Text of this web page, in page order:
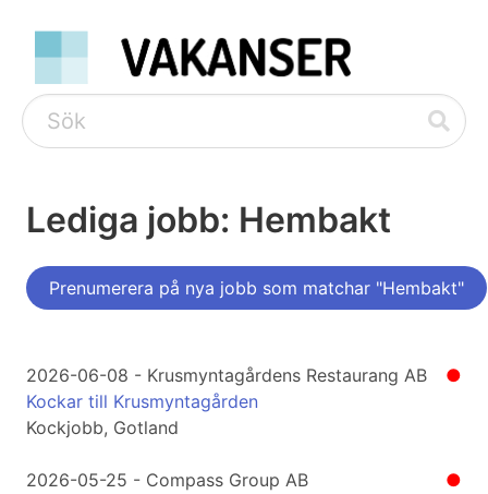
Lediga jobb: Hembakt
Prenumerera på nya jobb som matchar "Hembakt"
●
2026-06-08 - Krusmyntagårdens Restaurang AB
Kockar till Krusmyntagården
Kockjobb, Gotland
●
2026-05-25 - Compass Group AB